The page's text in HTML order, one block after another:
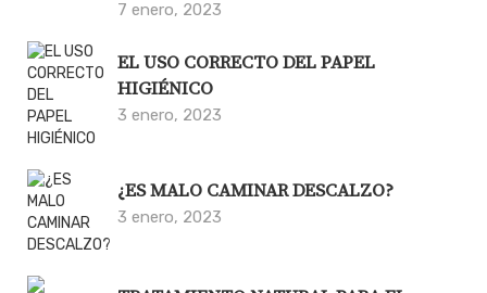
7 enero, 2023
EL USO CORRECTO DEL PAPEL
HIGIÉNICO
3 enero, 2023
¿ES MALO CAMINAR DESCALZO?
3 enero, 2023